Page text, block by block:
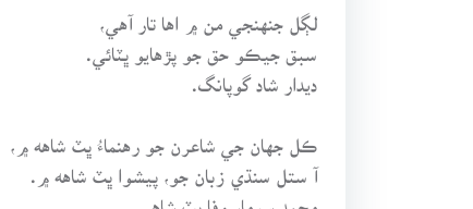
لڳل جنهنجي من ۾ اها تار آهي،
سبق جيڪو حق جو پڙهايو ڀٽائي.
ديدار شاد گوپانگ.
ڪل جهان جي شاعرن جو رهنماءُ ڀٽ شاهه ۾،
آ ستل سنڌي زبان جو، پيشوا ڀٽ شاهه ۾.
محمد سومار وفا ڀٽ شاهي.